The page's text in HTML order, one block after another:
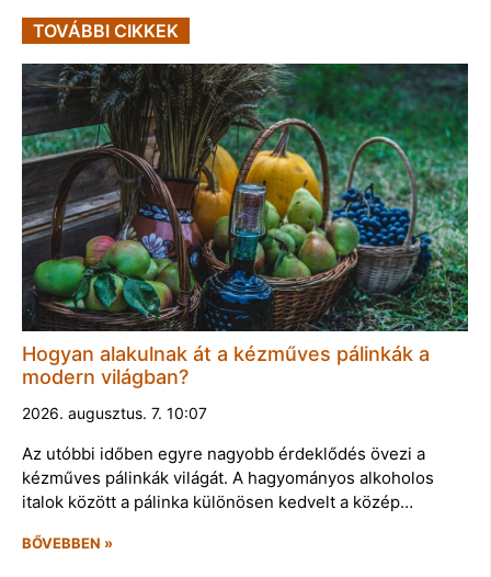
TOVÁBBI CIKKEK
Hogyan alakulnak át a kézműves pálinkák a
modern világban?
2026. augusztus. 7. 10:07
Az utóbbi időben egyre nagyobb érdeklődés övezi a
kézműves pálinkák világát. A hagyományos alkoholos
italok között a pálinka különösen kedvelt a közép…
BŐVEBBEN »